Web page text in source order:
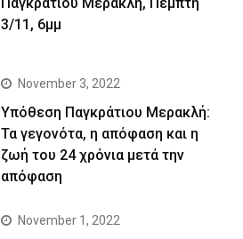
3/11, 6μμ
November 3, 2022
Yπόθεση Παγκράτιου Μερακλή:
Τα γεγονότα, η απόφαση και η
ζωή του 24 χρόνια μετά την
απόφαση
November 1, 2022